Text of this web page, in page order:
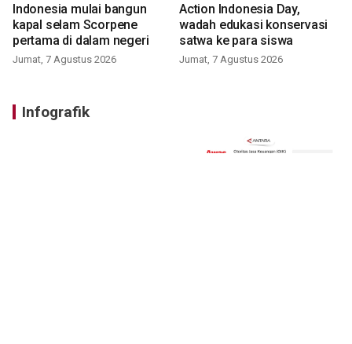
Indonesia mulai bangun
kapal selam Scorpene
pertama di dalam negeri
Jumat, 7 Agustus 2026
Action Indonesia Day,
wadah edukasi konservasi
satwa ke para siswa
Jumat, 7 Agustus 2026
Infografik